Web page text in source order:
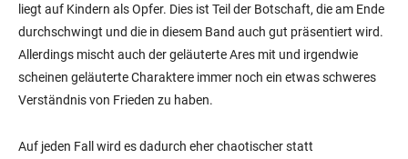
liegt auf Kindern als Opfer. Dies ist Teil der Botschaft, die am Ende
durchschwingt und die in diesem Band auch gut präsentiert wird.
Allerdings mischt auch der geläuterte Ares mit und irgendwie
scheinen geläuterte Charaktere immer noch ein etwas schweres
Verständnis von Frieden zu haben.
Auf jeden Fall wird es dadurch eher chaotischer statt